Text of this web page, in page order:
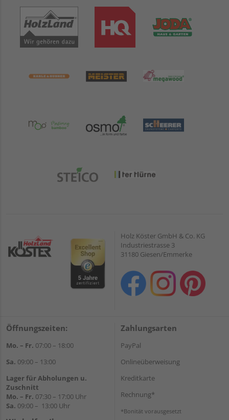
Holz Köster GmbH & Co. KG
Industriestrasse 3
31180 Giesen/Emmerke
Öffnungszeiten:
Mo. – Fr. 07:00 – 18:00
Sa. 09:00 – 13:00
Lager für Abholungen u.
Zuschnitt
Mo. – Fr. 07:30 – 17:00 Uhr
Sa. 09:00 – 13:00 Uhr
Zahlungsarten
PayPal
Onlineüberweisung
Kreditkarte
Rechnung*
*Bonität vorausgesetzt